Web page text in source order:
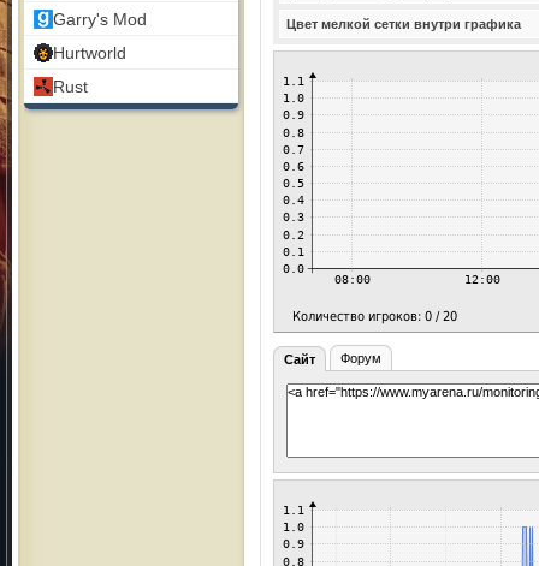
Garry's Mod
Hurtworld
Rust
Цвет мелкой сетки внутри графика
Сайт Форум